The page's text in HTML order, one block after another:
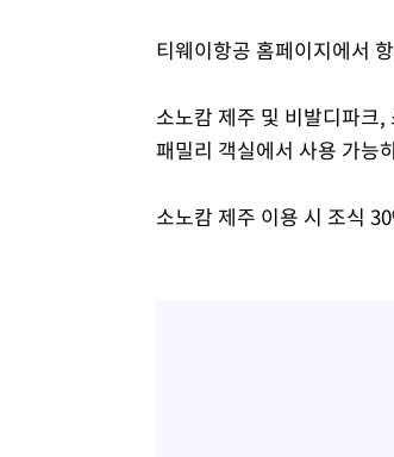
티웨이항공 홈페이지에서
소노캄 제주 및 비발디파크
패밀리 객실에서 사용 가능
소노캄 제주 이용 시 조식